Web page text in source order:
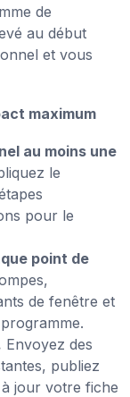
de
au début
et vous
maximum
au moins une
le
pour le
point de
de fenêtre et
Envoyez des
publiez
jour votre fiche